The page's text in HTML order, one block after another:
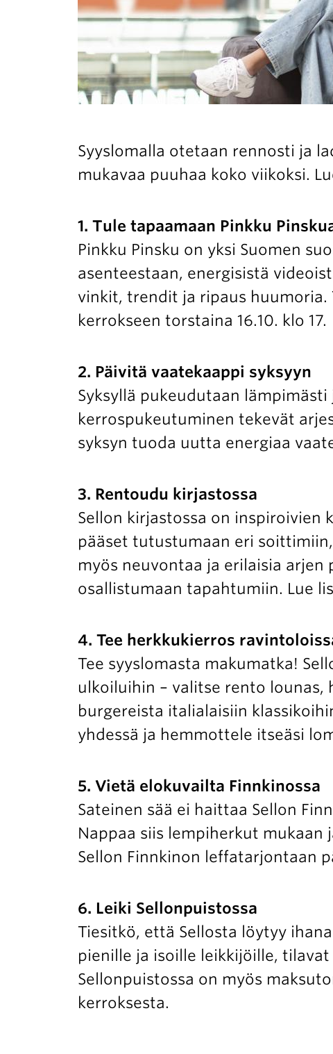
Syyslomalla otetaan rennosti ja
mukavaa puuhaa koko viikoksi.
1. Tule tapaamaan Pinkku
Pinkku Pinsku on yksi Suomen
asenteestaan, energisistä
vinkit, trendit ja ripaus huumoria.
kerrokseen torstaina 16.10. klo 17.
2. Päivitä vaatekaappi syksyyn
Syksyllä pukeudutaan
kerrospukeutuminen tekevät
syksyn tuoda uutta energiaa
3. Rentoudu kirjastossa
Sellon kirjastossa on inspiroivien
pääset tutustumaan eri
myös neuvontaa ja erilaisia
osallistumaan tapahtumiin. Lue
4. Tee herkkukierros
Tee syyslomasta makumatka!
ulkoiluihin – valitse rento lounas,
burgereista italialaisiin
yhdessä ja hemmottele itseäsi
5. Vietä elokuvailta Finnkinossa
Sateinen sää ei haittaa Sellon
Nappaa siis lempiherkut mukaan
Sellon Finnkinon leffatarjontaan
6. Leiki Sellonpuistossa
Tiesitkö, että Sellosta löytyy
pienille ja isoille leikkijöille,
Sellonpuistossa on myös
kerroksesta.